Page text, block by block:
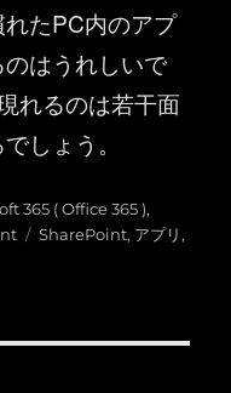
たPC内のアプ
はうれしいで
れるのは若干面
しょう。
365 ( Office 365 ),
タ
SharePoint, アプリ ,